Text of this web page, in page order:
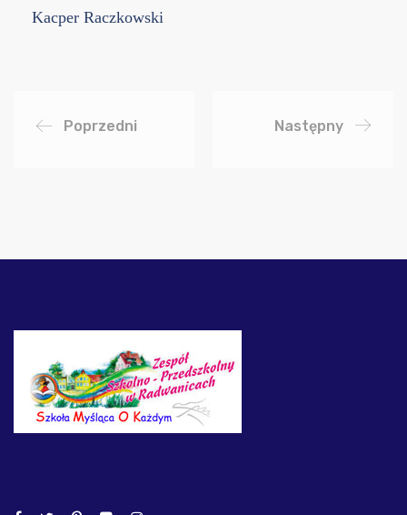
Kacper Raczkowski
Poprzedni Następny